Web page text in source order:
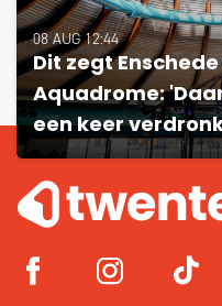
08 AUG 12:44
Dit zegt
Aquadrome:
een keer